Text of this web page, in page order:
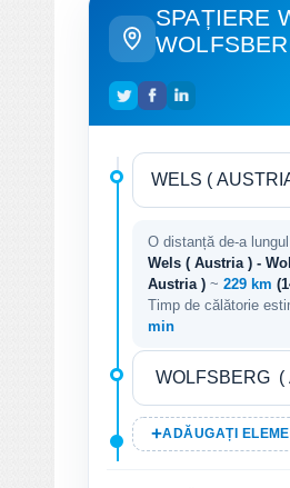
SPAȚIERE
O distanță de-a
Wels ( Austria ) -
Austria ) ~ 229 km
Timp de călătorie
min
ADĂUGAȚI